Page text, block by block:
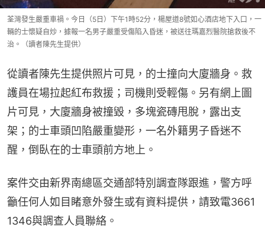
荃灣發生嚴重車禍。今日（5日）下午1時52分，楊屋道8號如心酒店地下入口，一
輛的士懷疑自炒，據報一名男子嚴重受傷陷入昏迷，被送往瑪嘉烈醫院搶救後不
治。（讀者陳先生提供）
從讀者陳先生提供照片可見，的士撞向大廈牆身。救
護員在場拉起紅布救援；司機則受輕傷。另有網上圖
片可見，大廈牆身被撞毀，多塊瓷磚甩脫，露出支
架；的士車頭凹陷嚴重變形，一名外籍男子昏迷不
醒，倒臥在的士車頭前方地上。
案件交由新界南總區交通部特別調查隊跟進，警方呼
籲任何人如目睹意外發生或有資料提供，請致電3661
1346與調查人員聯絡。